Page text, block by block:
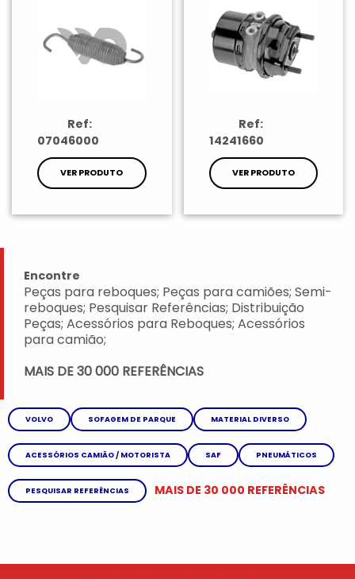
Ref:
07046000
VER PRODUTO
Ref:
14241660
VER PRODUTO
Encontre
Peças para reboques; Peças para camiões; Semi-
reboques; Pesquisar Referências; Distribuição
Peças; Acessórios para Reboques; Acessórios
para camião;
MAIS DE 30 000 REFERÊNCIAS
VOLVO SOFAGEM DE PARQUE MATERIAL DIVERSO
ACESSÓRIOS CAMIÃO / MOTORISTA SAF PNEUMÁTICOS
PESQUISAR REFERÊNCIAS MAIS DE 30 000 REFERÊNCIAS